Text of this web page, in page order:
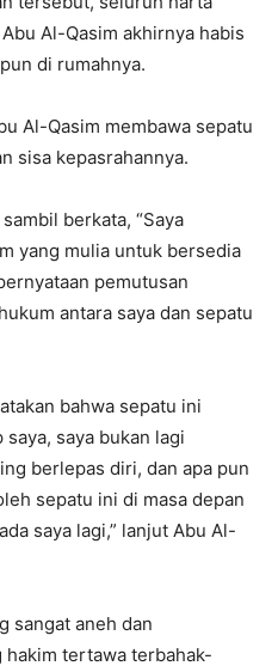
Al-Qasim akhirnya habis
di rumahnya.
Al-Qasim membawa sepatu
sisa kepasrahannya.
berkata, “Saya
yang mulia untuk bersedia
pemutusan
antara saya dan sepatu
bahwa sepatu ini
saya bukan lagi
berlepas diri, dan apa pun
sepatu ini di masa depan
saya lagi,” lanjut Abu Al-
sangat aneh dan
tertawa terbahak-